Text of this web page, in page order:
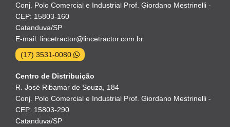
Conj. Polo Comercial e Industrial Prof. Giordano Mestrinelli -
CEP: 15803-160
Catanduva/SP
E-mail: lincetractor@lincetractor.com.br
(17) 3531-0080
Centro de Distribuição
R. José Ribamar de Souza, 184
Conj. Polo Comercial e Industrial Prof. Giordano Mestrinelli -
CEP: 15803-290
Catanduva/SP